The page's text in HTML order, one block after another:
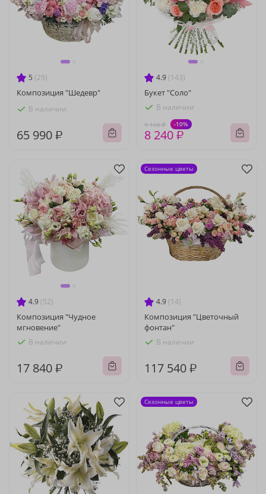
5 (29)
Композиция "Шедевр"
В наличии
65 990 ₽
4.9 (143)
Букет "Соло"
В наличии
9 160 ₽ -10%
8 240 ₽
4.9 (52)
Композиция "Чудное
мгновение"
В наличии
17 840 ₽
4.9 (14)
Композиция "Цветочный
фонтан"
В наличии
117 540 ₽
Сезонные цветы
Сезонные цветы